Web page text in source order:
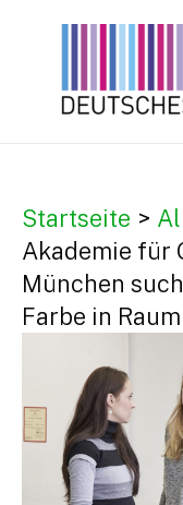
Startseite
Akademie für
München
Farbe in